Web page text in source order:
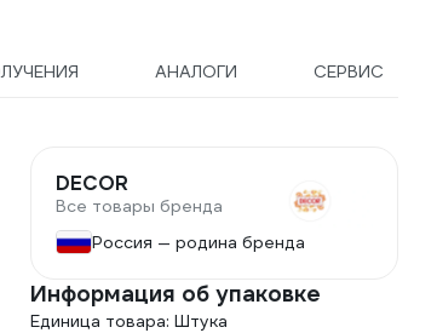
АНАЛОГИ СЕРВИС
DECOR
Все товары бренда
Россия — родина бренда
Информация об упаковке
Единица товара: Штука